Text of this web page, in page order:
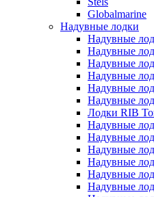
Globalmarine
Надувные лодки
Надувные
Надувные
Надувные
Надувные
Надувные
Надувные
Лодки RIB
Надувные
Надувные
Надувные
Надувные
Надувные
Надувные